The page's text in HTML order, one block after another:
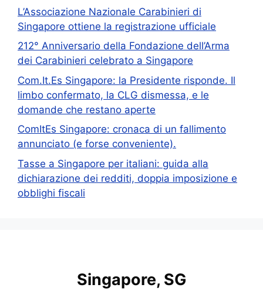
L’Associazione Nazionale Carabinieri di
Singapore ottiene la registrazione ufficiale
212° Anniversario della Fondazione dell’Arma
dei Carabinieri celebrato a Singapore
Com.It.Es Singapore: la Presidente risponde. Il
limbo confermato, la CLG dismessa, e le
domande che restano aperte
ComItEs Singapore: cronaca di un fallimento
annunciato (e forse conveniente).
Tasse a Singapore per italiani: guida alla
dichiarazione dei redditi, doppia imposizione e
obblighi fiscali
Singapore, SG